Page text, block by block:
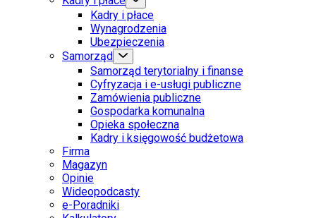
Kadry i płace
Wynagrodzenia
Ubezpieczenia
Samorząd
Samorząd terytorialny i finanse
Cyfryzacja i e-usługi publiczne
Zamówienia publiczne
Gospodarka komunalna
Opieka społeczna
Kadry i księgowość budżetowa
Firma
Magazyn
Opinie
Wideopodcasty
e-Poradniki